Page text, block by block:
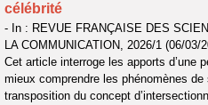
célébrité
- In : REVUE FRANÇAISE DES
LA COMMUNICATION, 2026/1 (06/03/
Cet article interroge les apports d’une
mieux comprendre les phénomènes
transposition du concept